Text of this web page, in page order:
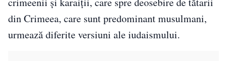
din Crimeea, care sunt predominant musulmani,
urmează diferite versiuni ale iudaismului.